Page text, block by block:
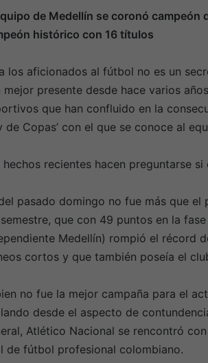
de Medellín se coronó campeón
histórico con 16 títulos
los aficionados al fútbol no es un
mejor presente desde hace varios
que han confluido en la
de Copas’ con el que se conoce al
hechos recientes hacen preguntarse
pasado domingo no fue más que
que con 49 puntos en la
Medellín) rompió el récord
cortos y que también poseía el
no fue la mejor campaña para el
desde el aspecto de
Atlético Nacional se rencontró
de fútbol profesional colombiano.